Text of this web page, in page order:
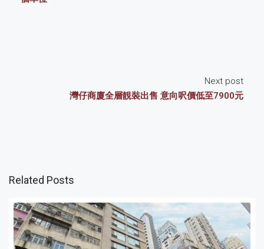
Next post
灣仔商廈全層靚裝出售 意向呎價低至7900元
Related Posts